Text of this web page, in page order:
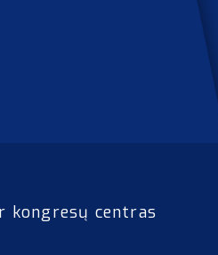
kongresų centras